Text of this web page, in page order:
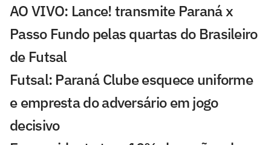
AO VIVO: Lance! transmite Paraná x
Passo Fundo pelas quartas do Brasileiro
de Futsal
Futsal: Paraná Clube esquece uniforme
e empresta do adversário em jogo
decisivo